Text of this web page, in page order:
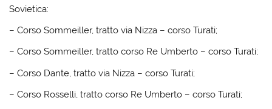
Sovietica:
– Corso Sommeiller, tratto via Nizza – corso Turati;
– Corso Sommeiller, tratto corso Re Umberto – corso Turati;
– Corso Dante, tratto via Nizza – corso Turati;
– Corso Rosselli, tratto corso Re Umberto – corso Turati;